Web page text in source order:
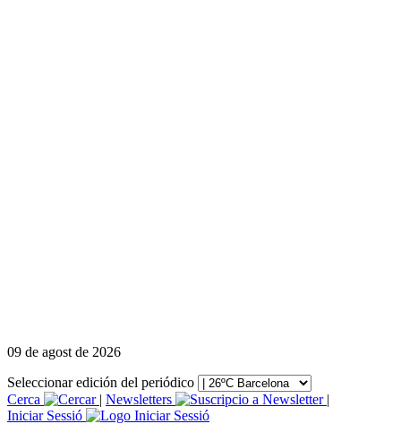
09 de agost de 2026
Seleccionar edición del periódico
Cerca
| Newsletters
|
Iniciar Sessió